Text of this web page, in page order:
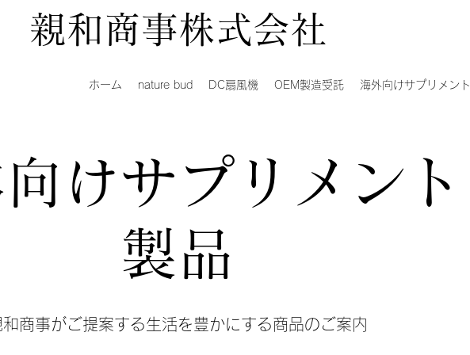
親和商事株式会社
ホーム nature bud DC扇風機 OEM製造受託 海外向けサプリメント
けサプリメント
製品
和商事がご提案する生活を豊かにする商品のご案内